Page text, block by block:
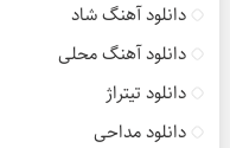
دانلود آهنگ شاد
دانلود آهنگ محلی
دانلود تیتراژ
دانلود مداحی